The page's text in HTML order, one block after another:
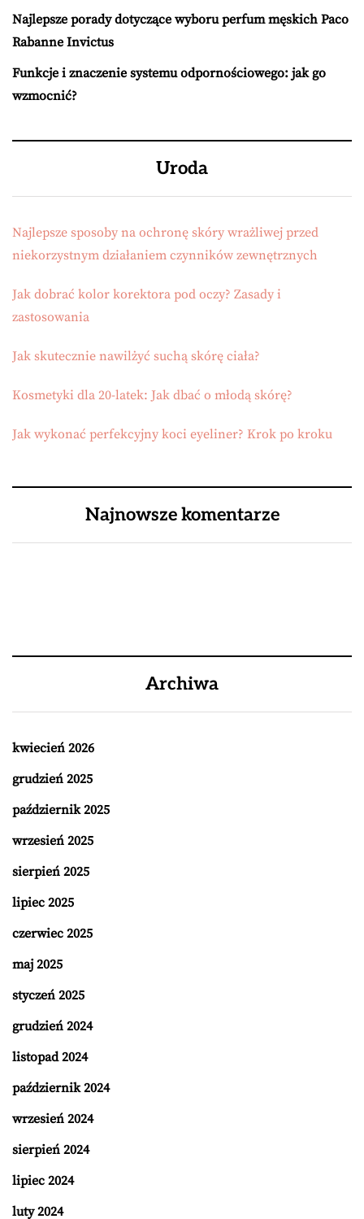
Najlepsze porady dotyczące wyboru perfum męskich Paco
Rabanne Invictus
Funkcje i znaczenie systemu odpornościowego: jak go
wzmocnić?
Uroda
Najlepsze sposoby na ochronę skóry wrażliwej przed
niekorzystnym działaniem czynników zewnętrznych
Jak dobrać kolor korektora pod oczy? Zasady i
zastosowania
Jak skutecznie nawilżyć suchą skórę ciała?
Kosmetyki dla 20-latek: Jak dbać o młodą skórę?
Jak wykonać perfekcyjny koci eyeliner? Krok po kroku
Najnowsze komentarze
Archiwa
kwiecień 2026
grudzień 2025
październik 2025
wrzesień 2025
sierpień 2025
lipiec 2025
czerwiec 2025
maj 2025
styczeń 2025
grudzień 2024
listopad 2024
październik 2024
wrzesień 2024
sierpień 2024
lipiec 2024
luty 2024